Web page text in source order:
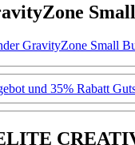
GravityZone Small